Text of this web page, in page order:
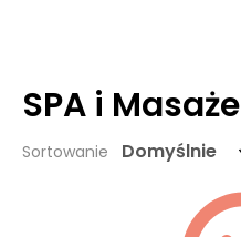
SPA i Masaże
Sortowanie Domyślnie